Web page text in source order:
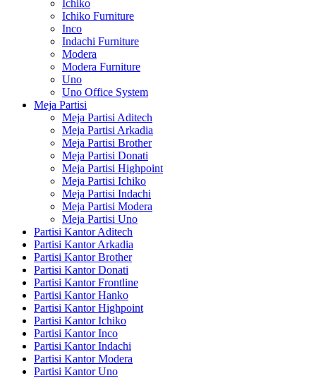
Ichiko
Ichiko Furniture
Inco
Indachi Furniture
Modera
Modera Furniture
Uno
Uno Office System
Meja Partisi
Meja Partisi Aditech
Meja Partisi Arkadia
Meja Partisi Brother
Meja Partisi Donati
Meja Partisi Highpoint
Meja Partisi Ichiko
Meja Partisi Indachi
Meja Partisi Modera
Meja Partisi Uno
Partisi Kantor Aditech
Partisi Kantor Arkadia
Partisi Kantor Brother
Partisi Kantor Donati
Partisi Kantor Frontline
Partisi Kantor Hanko
Partisi Kantor Highpoint
Partisi Kantor Ichiko
Partisi Kantor Inco
Partisi Kantor Indachi
Partisi Kantor Modera
Partisi Kantor Uno